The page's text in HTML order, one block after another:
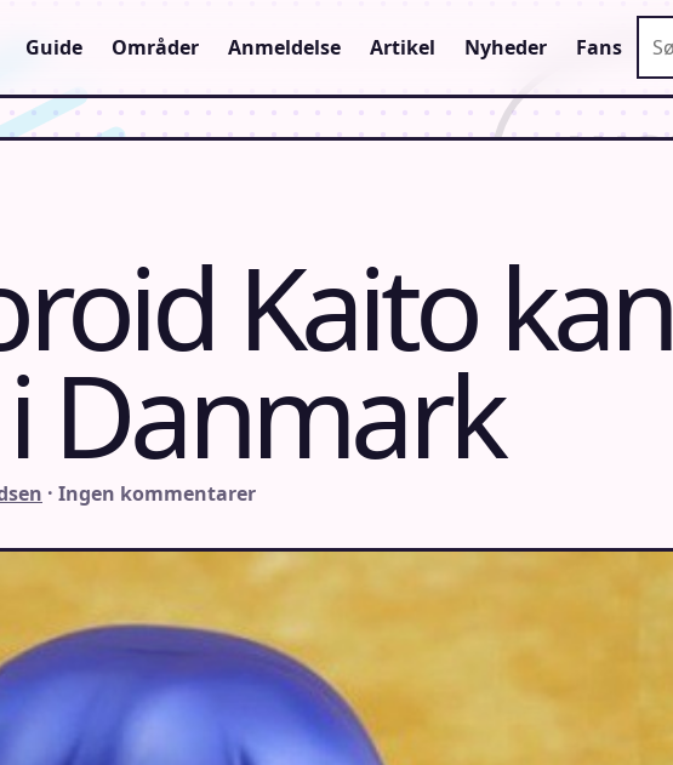
Guide Områder Anmeldelse Artikel Nyheder Fans
Kaito kan
Danmark
· Ingen kommentarer